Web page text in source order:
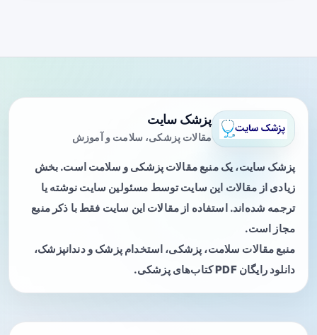
پزشک سایت
مقالات پزشکی، سلامت و آموزش
پزشک سایت، یک منبع مقالات پزشکی و سلامت است. بخش
زیادی از مقالات این سایت توسط مسئولین سایت نوشته یا
ترجمه شده‌اند. استفاده از مقالات این سایت فقط با ذکر منبع
مجاز است.
منبع مقالات سلامت، پزشکی، استخدام پزشک و دندانپزشک،
دانلود رایگان PDF کتاب‌های پزشکی.